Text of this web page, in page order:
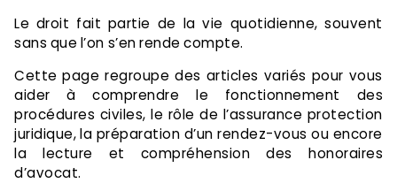
Le droit fait partie de la vie quotidienne, souvent
sans que l’on s’en rende compte.
Cette page regroupe des articles variés pour vous
aider à comprendre le fonctionnement des
procédures civiles, le rôle de l’assurance protection
juridique, la préparation d’un rendez-vous ou encore
la lecture et compréhension des honoraires
d’avocat.